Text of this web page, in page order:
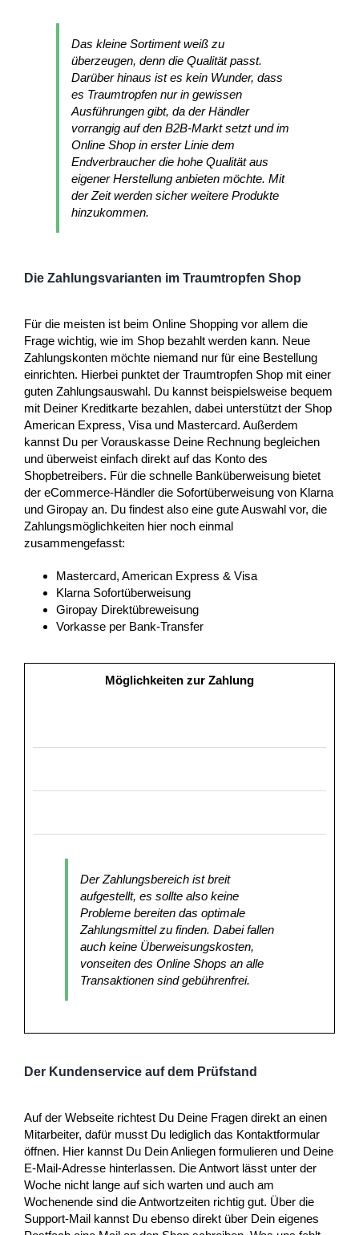
Das kleine Sortiment weiß zu
überzeugen, denn die Qualität passt.
Darüber hinaus ist es kein Wunder, dass
es Traumtropfen nur in gewissen
Ausführungen gibt, da der Händler
vorrangig auf den B2B-Markt setzt und im
Online Shop in erster Linie dem
Endverbraucher die hohe Qualität aus
eigener Herstellung anbieten möchte. Mit
der Zeit werden sicher weitere Produkte
hinzukommen.
Die Zahlungsvarianten im Traumtropfen Shop
Für die meisten ist beim Online Shopping vor allem die
Frage wichtig, wie im Shop bezahlt werden kann. Neue
Zahlungskonten möchte niemand nur für eine Bestellung
einrichten. Hierbei punktet der Traumtropfen Shop mit einer
guten Zahlungsauswahl. Du kannst beispielsweise bequem
mit Deiner Kreditkarte bezahlen, dabei unterstützt der Shop
American Express, Visa und Mastercard. Außerdem
kannst Du per Vorauskasse Deine Rechnung begleichen
und überweist einfach direkt auf das Konto des
Shopbetreibers. Für die schnelle Banküberweisung bietet
der eCommerce-Händler die Sofortüberweisung von Klarna
und Giropay an. Du findest also eine gute Auswahl vor, die
Zahlungsmöglichkeiten hier noch einmal
zusammengefasst:
Mastercard, American Express & Visa
Klarna Sofortüberweisung
Giropay Direktübreweisung
Vorkasse per Bank-Transfer
Möglichkeiten zur Zahlung
Der Zahlungsbereich ist breit
aufgestellt, es sollte also keine
Probleme bereiten das optimale
Zahlungsmittel zu finden. Dabei fallen
auch keine Überweisungskosten,
vonseiten des Online Shops an alle
Transaktionen sind gebührenfrei.
Der Kundenservice auf dem Prüfstand
Auf der Webseite richtest Du Deine Fragen direkt an einen
Mitarbeiter, dafür musst Du lediglich das Kontaktformular
öffnen. Hier kannst Du Dein Anliegen formulieren und Deine
E-Mail-Adresse hinterlassen. Die Antwort lässt unter der
Woche nicht lange auf sich warten und auch am
Wochenende sind die Antwortzeiten richtig gut. Über die
Support-Mail kannst Du ebenso direkt über Dein eigenes